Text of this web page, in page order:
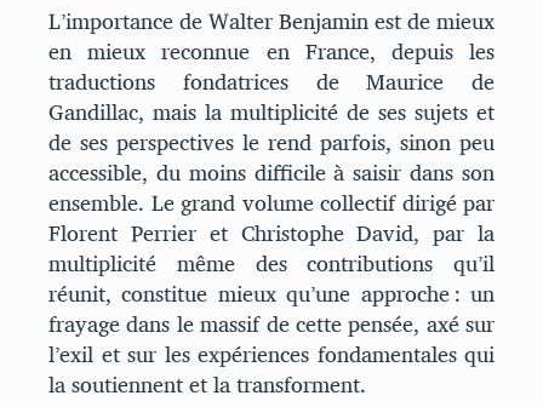
L’importance de Walter Benjamin est de mieux
en mieux reconnue en France, depuis les
traductions fondatrices de Maurice de
Gandillac, mais la multiplicité de ses sujets et
de ses perspectives le rend parfois, sinon peu
accessible, du moins difficile à saisir dans son
ensemble. Le grand volume collectif dirigé par
Florent Perrier et Christophe David, par la
multiplicité même des contributions qu’il
réunit, constitue mieux qu’une approche : un
frayage dans le massif de cette pensée, axé sur
l’exil et sur les expériences fondamentales qui
la soutiennent et la transforment.